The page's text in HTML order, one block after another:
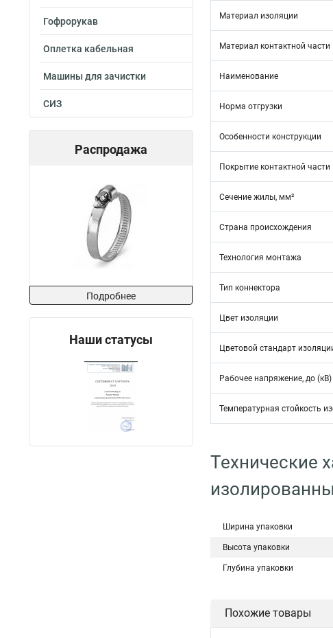
Гофрорукав
Оплетка кабельная
Машины для зачистки
СИЗ
Распродажа
Подробнее
Наши статусы
Материал изоляции
Материал контактной части
Наименование
Норма отгрузки
Особенности конструкции
Покрытие контактной части
Сечение жилы, мм²
Страна происхождения
Технология монтажа
Тип коннектора
Цвет изоляции
Цветовой стандарт
Рабочее напряжение, до (кВ)
Температурная стойкость
Технические
Ширина упаковки
Высота упаковки
Глубина упаковки
Похожие товары